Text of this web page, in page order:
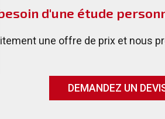
besoin d'une étude
une offre de prix et nous
DEMANDEZ UN